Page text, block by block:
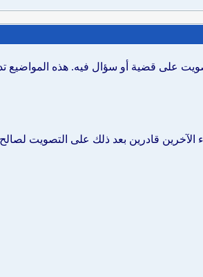
على قضية أو سؤال فيه. هذه المواضيع
قادرين بعد ذلك على التصويت